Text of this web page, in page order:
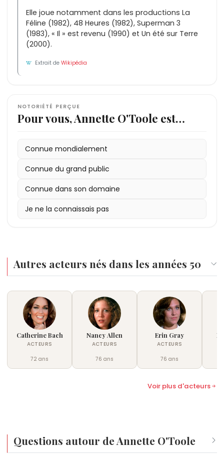
Elle joue notamment dans les productions La
Féline (1982), 48 Heures (1982), Superman 3
(1983), « Il » est revenu (1990) et Un été sur Terre
(2000).
Extrait deWikipédia
NOTORIÉTÉ PERÇUE
Pour vous, Annette O'Toole est…
Connue mondialement
Connue du grand public
Connue dans son domaine
Je ne la connaissais pas
Autres acteurs nés dans les années 50
Catherine Bach
ACTEURS
72 ans
Nancy Allen
ACTEURS
76 ans
Erin Gray
ACTEURS
76 ans
Voir plus d'acteurs
Questions autour de Annette O'Toole